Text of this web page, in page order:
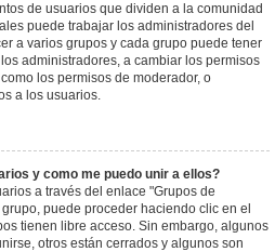
de usuarios que dividen a la comunidad
puede trabajar los administradores del
a varios grupos y cada grupo puede tener
administradores, a cambiar los permisos
los permisos de moderador, o
a los usuarios.
y como me puedo unir a ellos?
a través del enlace "Grupos de
puede proceder haciendo clic en el
tienen libre acceso. Sin embargo, algunos
otros están cerrados y algunos son